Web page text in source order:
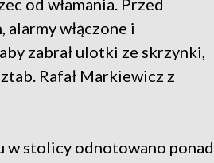
od włamania. Przed
włączone i
zabrał ulotki ze skrzynki,
Rafał Markiewicz z
w stolicy odnotowano ponad